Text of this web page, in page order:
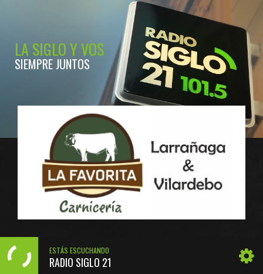
LA SIGLO Y VOS
SIEMPRE JUNTOS
ESTÁS ESCUCHANDO
RADIO SIGLO 21